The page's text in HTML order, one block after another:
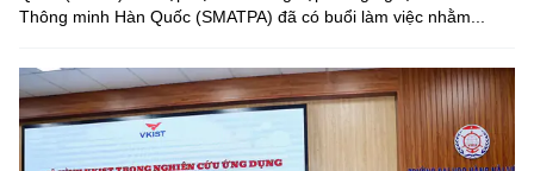
Thông minh Hàn Quốc (SMATPA) đã có buổi làm việc nhằm...